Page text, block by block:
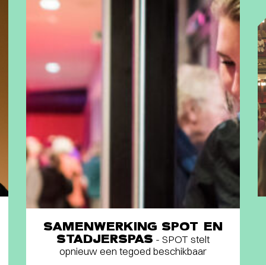
SAMENWERKING SPOT EN
STADJERSPAS - SPOT stelt
opnieuw een tegoed beschikbaar